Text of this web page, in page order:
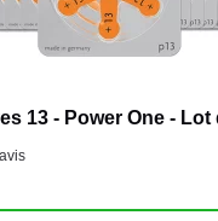
13 - Power One - Lot